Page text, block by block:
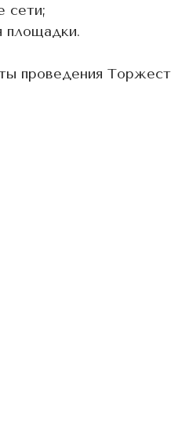
сети;
площадки.
проведения